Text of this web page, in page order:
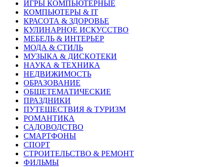
ИГРЫ КОМПЬЮТЕРНЫЕ
КОМПЬЮТЕРЫ & IT
КРАСОТА & ЗДОРОВЬЕ
КУЛИНАРНОЕ ИСКУССТВО
МЕБЕЛЬ & ИНТЕРЬЕР
МОДА & СТИЛЬ
МУЗЫКА & ДИСКОТЕКИ
НАУКА & ТЕХНИКА
НЕДВИЖИМОСТЬ
ОБРАЗОВАНИЕ
ОБЩЕТЕМАТИЧЕСКИЕ
ПРАЗДНИКИ
ПУТЕШЕСТВИЯ & ТУРИЗМ
РОМАНТИКА
САДОВОДСТВО
СМАРТФОНЫ
СПОРТ
СТРОИТЕЛЬСТВО & РЕМОНТ
ФИЛЬМЫ